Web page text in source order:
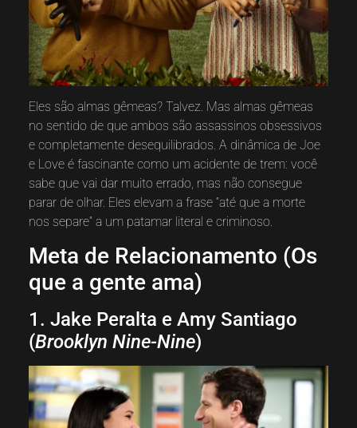
Eles são almas gêmeas? Talvez. Mas almas gêmeas
no sentido de que ambos são assassinos obsessivos
e completamente desequilibrados. A dinâmica de Joe
e Love é fascinante como um acidente de trem: você
sabe que vai dar muito errado, mas não consegue
parar de olhar. Eles elevam a frase “até que a morte
nos separe” a um patamar literal e criminoso.
Meta de Relacionamento (Os
que a gente ama)
1. Jake Peralta e Amy Santiago
(Brooklyn Nine-Nine)